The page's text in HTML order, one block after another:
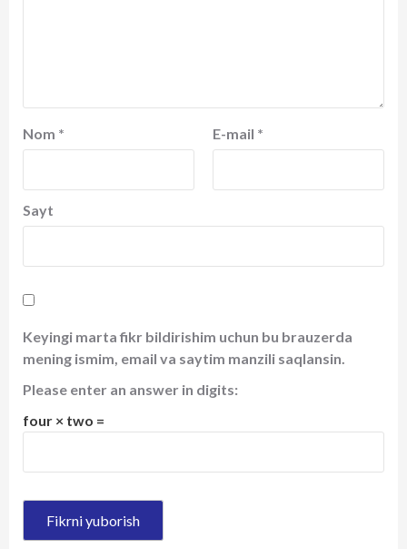
Nom * E-mail *
Sayt
Keyingi marta fikr bildirishim uchun bu brauzerda
mening ismim, email va saytim manzili saqlansin.
Please enter an answer in digits:
four × two =